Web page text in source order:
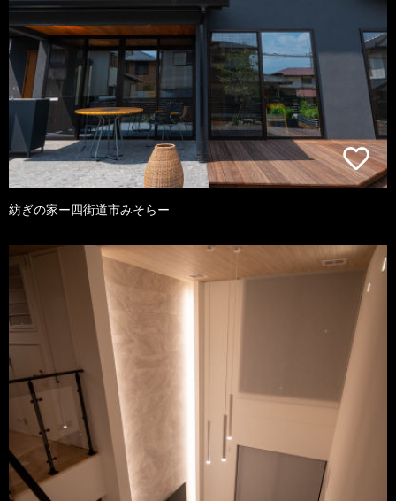
紡ぎの家ー四街道市みそらー